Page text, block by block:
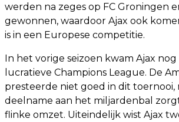
werden na zeges op FC Groningen
gewonnen, waardoor Ajax ook
is in een Europese competitie.
In het vorige seizoen kwam Ajax
lucratieve Champions League. De
presteerde niet goed in dit toernooi,
deelname aan het miljardenbal
flinke omzet. Uiteindelijk wist Ajax